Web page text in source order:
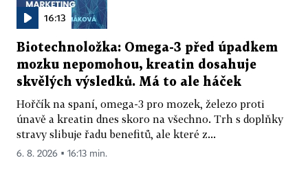
16:13
Biotechnoložka: Omega-3 před úpadkem
mozku nepomohou, kreatin dosahuje
skvělých výsledků. Má to ale háček
Hořčík na spaní, omega-3 pro mozek, železo proti
únavě a kreatin dnes skoro na všechno. Trh s doplňky
stravy slibuje řadu benefitů, ale které z...
6. 8. 2026 ▪ 16:13 min.